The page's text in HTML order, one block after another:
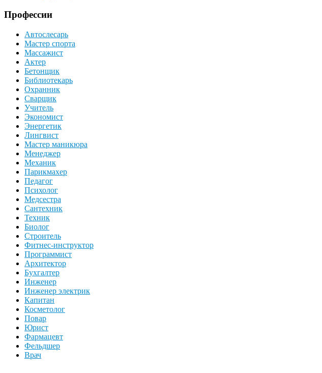
Профессии
Автослесарь
Мастер спорта
Массажист
Актер
Бетонщик
Библиотекарь
Охранник
Сварщик
Учитель
Экономист
Энергетик
Лингвист
Мастер маникюра
Менеджер
Механик
Парикмахер
Педагог
Психолог
Медсестра
Сантехник
Техник
Биолог
Строитель
Фитнес-инструктор
Программист
Архитектор
Бухгалтер
Инженер
Инженер электрик
Капитан
Косметолог
Повар
Юрист
Фармацевт
Фельдшер
Врач